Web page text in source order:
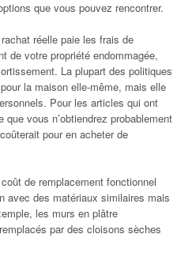
que vous pouvez rencontrer.
réelle paie les frais de
de votre propriété endommagée,
La plupart des politiques
la maison elle-même, mais elle
Pour les articles qui ont
vous n’obtiendrez probablement
pour en acheter de
de remplacement fonctionnel
avec des matériaux similaires mais
les murs en plâtre
par des cloisons sèches